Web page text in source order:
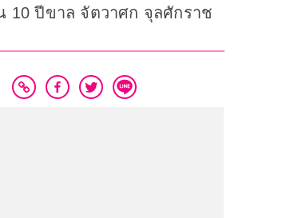
10 ปีขาล จัตวาศก จุลศักราช